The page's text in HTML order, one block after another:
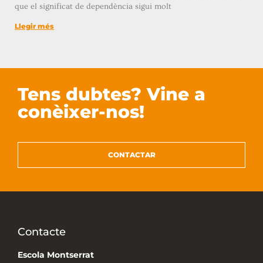
que el significat de dependència sigui molt
Llegir més
Tens dubtes? Vine a
conèixer-nos!
CONTACTAR
Contacte
Escola Montserrat